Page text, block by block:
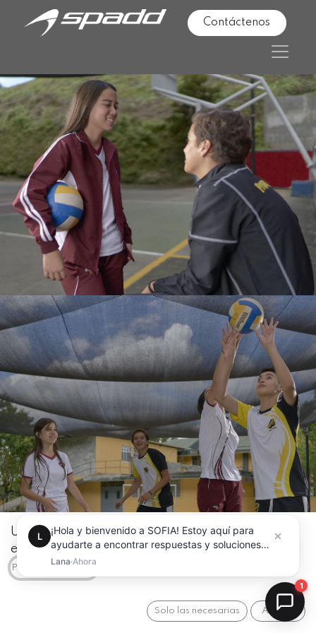
Contáctenos
Utilizamos cookies para ofrecerle una mejor
experiencia de usuario en este sitio web.
Política de Cookies
Solo las necesarias Acepto